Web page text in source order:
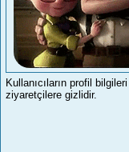
Kullanıcıların profil bilgileri
ziyaretçilere gizlidir.